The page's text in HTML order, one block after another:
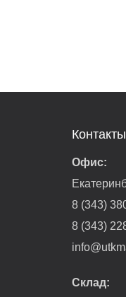
Контакты
Офис:
8 (343)
8 (343)
Склад: